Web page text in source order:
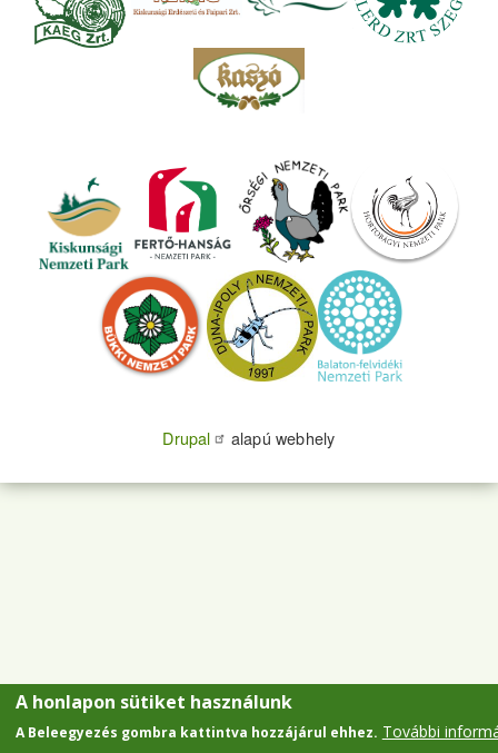
Drupal alapú webhely
A honlapon sütiket használunk
A Beleegyezés gombra kattintva hozzájárul ehhez. További